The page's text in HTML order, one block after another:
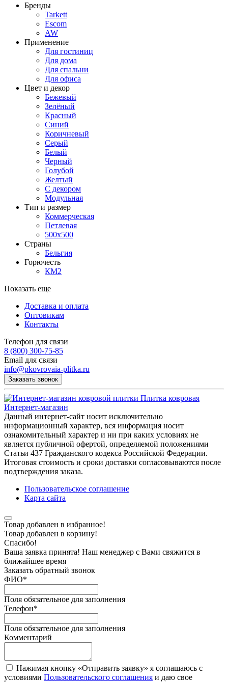
Бренды
Tarkett
Escom
AW
Применение
Для гостиниц
Для дома
Для спальни
Для офиса
Цвет и декор
Бежевый
Зелёный
Красный
Синий
Коричневый
Серый
Белый
Черный
Голубой
Желтый
С декором
Модульная
Тип и размер
Коммерческая
Петлевая
500х500
Страны
Бельгия
Горючесть
КМ2
Показать еще
Доставка и оплата
Оптовикам
Контакты
Телефон для связи
8 (800) 300-75-85
Email для связи
info@pkovrovaia-plitka.ru
Заказать звонок
Плитка ковровая
Интернет-магазин
Данный интернет-сайт носит исключительно
информационный характер, вся информация носит
ознакомительный характер и ни при каких условиях не
является публичной офертой, определяемой положениями
Статьи 437 Гражданского кодекса Российской Федерации.
Итоговая стоимость и сроки доставки согласовываются после
подтверждения заказа.
Пользовательское соглашение
Карта сайта
Товар добавлен в избранное!
Товар добавлен в корзину!
Спасибо!
Ваша заявка принята! Наш менеджер с Вами свяжится в
ближайшее время
Заказать обратный звонок
ФИО*
Поля обязательное для заполнения
Телефон*
Поля обязательное для заполнения
Комментарий
Нажимая кнопку «Отправить заявку» я соглашаюсь с
условиями Пользовательского соглашения и даю свое